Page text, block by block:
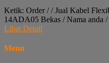
Ketik: Order / / Jual Kabel
14ADA05 Bekas / Nama anda
Lihat Detail
Menu